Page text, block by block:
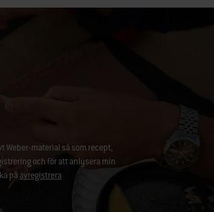
Weber-material så som recept,
och för att anlysera min
påavregistrera